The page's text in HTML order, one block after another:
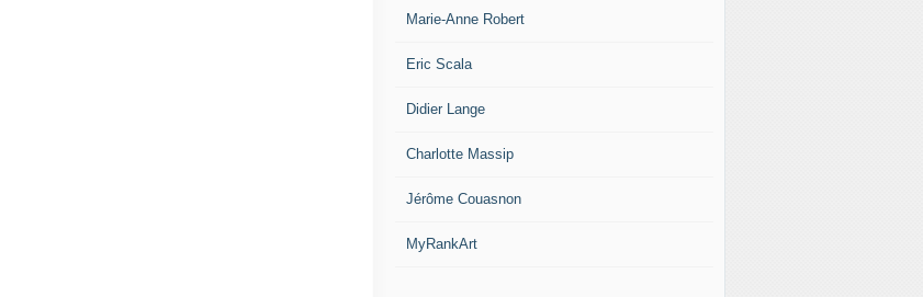
Marie-Anne Robert
Eric Scala
Didier Lange
Charlotte Massip
Jérôme Couasnon
MyRankArt